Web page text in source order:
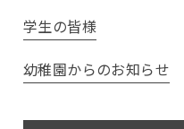
学生の皆様
幼稚園からのお知らせ